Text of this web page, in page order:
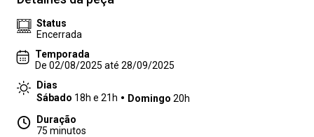
Status
Encerrada
Temporada
De 02/08/2025 até 28/09/2025
Dias
Sábado 18h e 21h Domingo 20h
Duração
75 minutos